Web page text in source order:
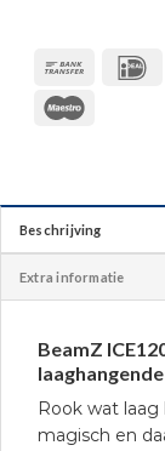
Beschrijving
Extra informatie
BeamZ
Rook wat
magisch en